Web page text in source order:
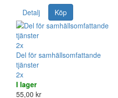
Detalj
Köp
2x
Del för samhällsomfattande
tjänster
2x
I lager
55,00 kr